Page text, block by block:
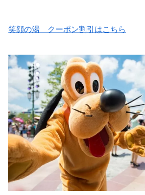
笑顔の湯 クーポン割引はこちら